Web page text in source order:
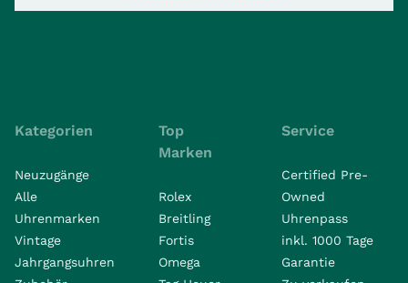
Kategorien
Neuzugänge
Alle
Uhrenmarken
Vintage
Jahrgangsuhren
Top
Marken
Rolex
Breitling
Fortis
Omega
Service
Certified Pre-
Owned
Uhrenpass
inkl. 1000 Tage
Garantie